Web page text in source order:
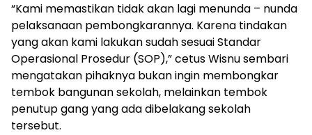
“Kami memastikan tidak akan lagi menunda – nunda
pelaksanaan pembongkarannya. Karena tindakan
yang akan kami lakukan sudah sesuai Standar
Operasional Prosedur (SOP),” cetus Wisnu sembari
mengatakan pihaknya bukan ingin membongkar
tembok bangunan sekolah, melainkan tembok
penutup gang yang ada dibelakang sekolah
tersebut.